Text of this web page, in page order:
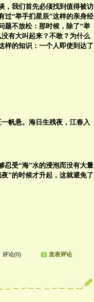
，我们首先必须找到值得被访
“举手扪星辰”这样的亲身经
题不放松：那时候，除了“举
有大叫起来？不敢？为什么
样的知识：一个人即使到达了
帆悬。海日生残夜，江春入
忍受“海”水的浸泡而没有大量
”的时候才升起，这就避免了
评论(0) 发表评论